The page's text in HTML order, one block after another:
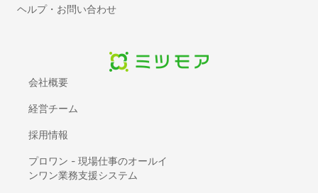
会社概要
経営チーム
採用情報
プロワン - 現場仕事のオールイ
ンワン業務支援システム
ヘルプ・お問い合わせ